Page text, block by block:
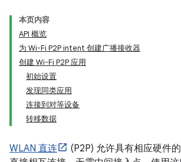
本页内容
API 概览
为 Wi-Fi P2P intent 创建广播接收器
创建 Wi-Fi P2P 应用
初始设置
发现同类应用
连接到对等设备
转移数据
WLAN 直连
(P2P) 允许具有相应硬件